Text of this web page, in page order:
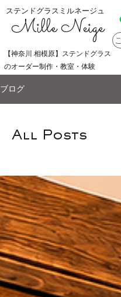
ステンドグラスミルネージュ
【神奈川 相模原】ステンドグラス
のオーダー制作・教室・体験
Mille Neige
ブログ
All Posts